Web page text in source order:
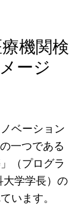
機関検
ージ
ベーション
一つである
（プログラ
大学学長）の
います。